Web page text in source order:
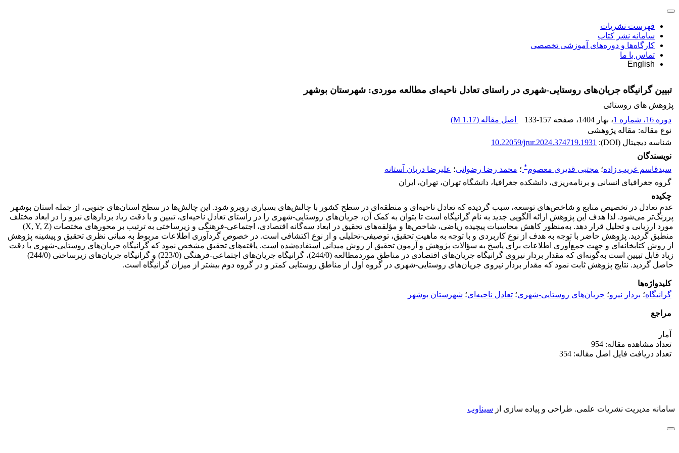
فهرست نشریات
سامانه نشر کتاب
کارگاه‌ها و دوره‌های آموزشی تخصصی
تماس با ما
English
تبیین گرانیگاه جریان‌های روستایی-شهری در راستای تعادل ناحیه‌ای مطالعه موردی: شهرستان بوشهر
پژوهش های روستائی
دوره 16، شماره 1
، بهار 1404 ، صفحه 133-157 اصل مقاله (1.17 M
)
نوع مقاله: مقاله پژوهشی
شناسه دیجیتال (DOI):
10.22059/jrur.2024.374719.1931
نویسندگان
سیدقاسم غریب زاده؛ مجتبی قدیری معصوم* ؛ محمد رضا رضوانی؛ علیرضا دربان آستانه
گروه جغرافیای انسانی و برنامه‌ریزی، دانشکده جغرافیا، دانشگاه تهران، تهران، ایران
چکیده
عدم تعادل در تخصیص منابع و شاخص‌های توسعه، سبب گردیده که تعادل ناحیه‌ای و منطقه‌ای در سطح کشور با چالش‌های بسیاری روبرو شود. این چالش‌ها در سطح استان‌های جنوبی، از جمله استان بوشهر
پررنگ‌تر می‌شود. لذا هدف این پژوهش ارائه الگویی جدید به نام گرانیگاه است تا بتوان به کمک آن، جریان‌های روستایی-شهری را در راستای تعادل ناحیه‌ای، تبیین و با دقت زیاد بردارهای نیرو را در ابعاد مختلف
مورد ارزیابی و تحلیل قرار دهد. به‌منظور کاهش محاسبات پیچیده ریاضی، شاخص‌ها و مؤلفه‌های تحقیق در ابعاد سه‌گانه اقتصادی، اجتماعی-فرهنگی و زیرساختی به ترتیب بر محورهای مختصات (X, Y, Z)
منطبق گردید. پژوهش حاضر با توجه به هدف از نوع کاربردی و با توجه به ماهیت تحقیق، توصیفی-تحلیلی و از نوع اکتشافی است. در خصوص گردآوری اطلاعات مربوط به مبانی نظری تحقیق و پیشینه پژوهش
از روش کتابخانه‌ای و جهت جمع‌آوری اطلاعات برای پاسخ به سؤالات پژوهش و آزمون تحقیق از روش میدانی استفاده‌شده است. یافته‌های تحقیق مشخص نمود که گرانیگاه جریان‌های روستایی-شهری با دقت
زیاد قابل تبیین است به‌گونه‌ای که مقدار بردار نیروی گرانیگاه جریان‌های اقتصادی در مناطق موردمطالعه (244/0)، گرانیگاه جریان‌های اجتماعی-فرهنگی (223/0) و گرانیگاه جریان‌های زیرساختی (244/0)
حاصل گردید. نتایج پژوهش ثابت نمود که مقدار بردار نیروی جریان‌های روستایی-شهری در گروه اول از مناطق روستایی کمتر و در گروه دوم بیشتر از میزان گرانیگاه است.
کلیدواژه‌ها
گرانیگاه؛ بردار نیرو؛ جریان‌های روستایی-شهری؛ تعادل ناحیه‌ای؛ شهرستان بوشهر
مراجع
آمار
تعداد مشاهده مقاله: 954
تعداد دریافت فایل اصل مقاله: 354
سامانه مدیریت نشریات علمی. طراحی و پیاده سازی از سیناوب